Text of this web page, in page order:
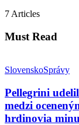
7 Articles
Must Read
SlovenskoSprávy
Pellegrini
medzi
hrdinovia